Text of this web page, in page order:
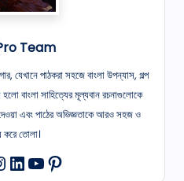
Team
যেখানে পাঠকরা সহজে বাংলা উপন্যাস, গল্প
বাংলা সাহিত্যের মূল্যবান রচনাগুলোকে
এবং পাঠের অভিজ্ঞতাকে আরও সহজ ও
করে তোলা।
LinkedIn
YouTube
Pinterest